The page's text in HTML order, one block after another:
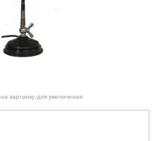
картинку для увеличения